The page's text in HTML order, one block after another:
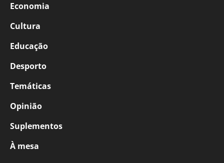
Economia
Cultura
Educação
Desporto
Temáticas
Opinião
Suplementos
À mesa